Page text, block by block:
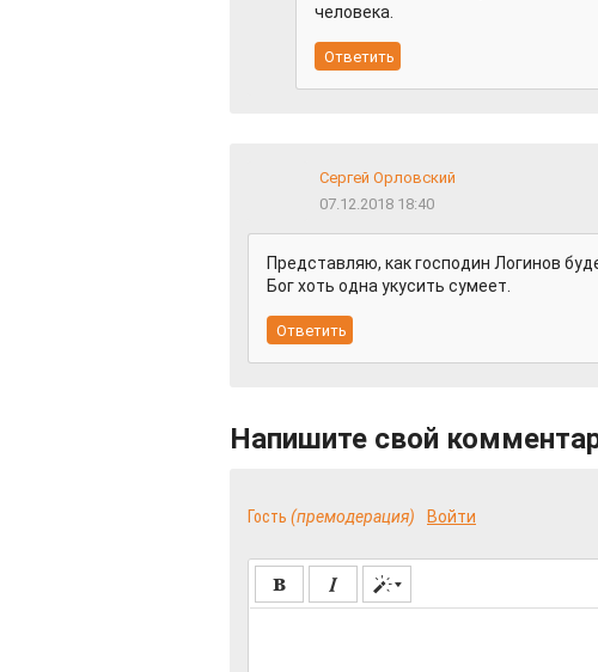
человека.
Сергей Орловский
07.12.2018 18:40
Представляю, как господин Логинов
Бог хоть одна укусить сумеет.
Напишите свой
Гость (премодерация) Войти